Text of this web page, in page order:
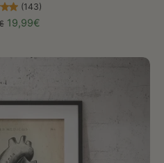
(143)
19,99€